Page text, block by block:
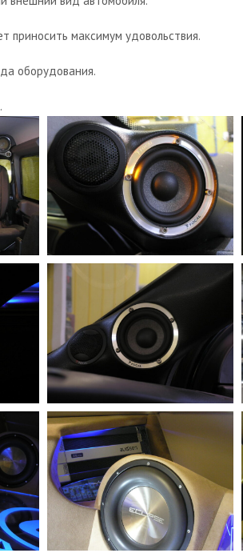
максимум удовольствия.
оборудования.